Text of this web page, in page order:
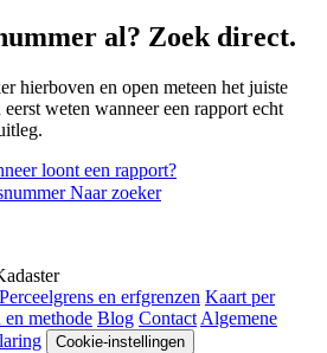
al? Zoek direct.
hierboven en open meteen het juiste
weten wanneer een rapport echt
loont een rapport?
Naar zoeker
Perceelgrens en erfgrenzen Kaart per
methode Blog Contact Algemene
Cookie-instellingen